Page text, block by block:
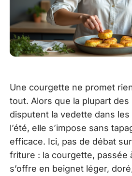
Une courgette ne promet
tout. Alors que la plupart des
disputent la vedette dans
l’été, elle s’impose sans
efficace. Ici, pas de débat
friture : la courgette, passée
s’offre en beignet léger,